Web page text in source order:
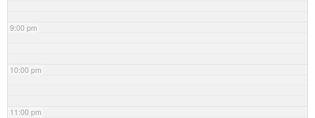
9:00 pm
10:00 pm
11:00 pm